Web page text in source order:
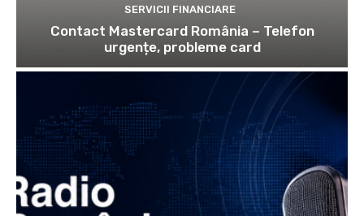
SERVICII FINANCIARE
Contact Mastercard România – Telefon
urgențe, probleme card